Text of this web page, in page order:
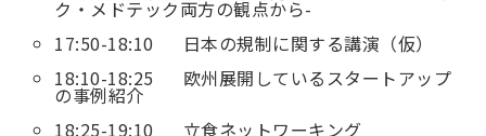
ク・メドテック両方の観点から-
17:50-18:10 日本の規制に関する講演（仮）
18:10-18:25 欧州展開しているスタートアップ
の事例紹介
18:25-19:10 立食ネットワーキング